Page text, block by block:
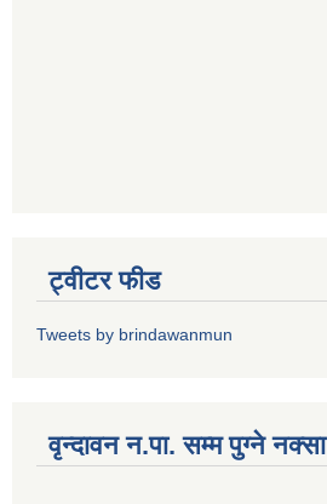
ट्वीटर फीड
Tweets by brindawanmun
वृन्दावन न.पा. सम्म पुग्ने नक्सा